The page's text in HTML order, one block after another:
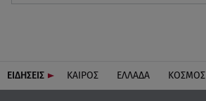
ΕΙΔΗΣΕΙΣ ΚΑΙΡΟΣ ΕΛΛΑΔΑ ΚΟΣΜΟΣ